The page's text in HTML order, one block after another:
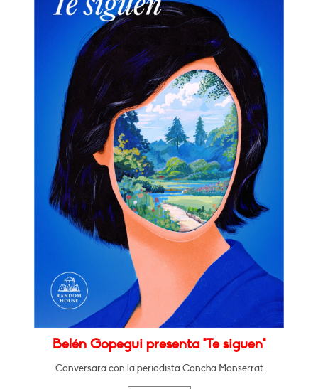
Belén Gopegui presenta "Te siguen"
Conversará con la periodista Concha Monserrat